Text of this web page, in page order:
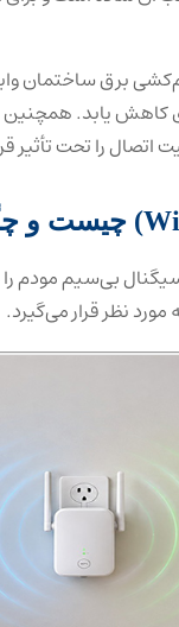
برق ساختمان
یابد. همچنین
را تحت تأثیر
بی‌سیم مودم را
نظر قرار می‌گیرد.